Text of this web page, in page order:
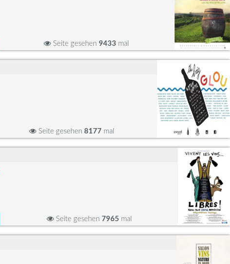
Seite gesehen 9433 mal
Seite gesehen 8177 mal
Seite gesehen 7965 mal